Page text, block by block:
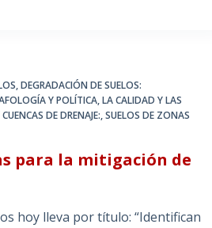
,DEGRADACIÓN DE SUELOS:
Y POLÍTICA,LA CALIDAD Y LAS
DE DRENAJE:,SUELOS DE ZONAS
para la mitigación de
hoy lleva por título: “Identifican